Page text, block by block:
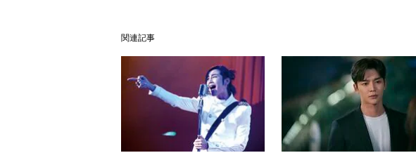
関連記事